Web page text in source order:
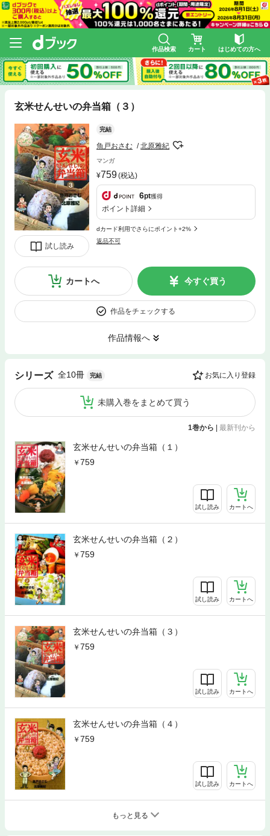
作品検索 カート はじめての方へ
玄米せんせいの弁当箱（３）
試し読み
完結
魚戸おさむ 北原雅紀
マンガ
759(税込)
6pt獲得
ポイント詳細
dカード利用でさらにポイント+2%
返品不可
カートへ 今すぐ買う
作品をチェックする
作品情報へ
シリーズ 全10冊 完結 お気に入り登録
未購入巻をまとめて買う
1巻から | 最新刊から
玄米せんせいの弁当箱（１）
759
試し読み カートへ
玄米せんせいの弁当箱（２）
759
試し読み カートへ
玄米せんせいの弁当箱（３）
759
試し読み カートへ
玄米せんせいの弁当箱（４）
759
試し読み カートへ
もっと見る